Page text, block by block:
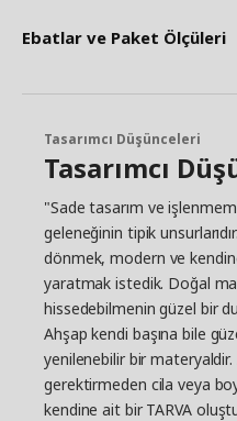
Ebatlar ve Paket Ölçüleri
Tasarımcı Düşünceleri
Tasarımcı
"Sade tasarım ve
geleneğinin tipik
dönmek, modern ve
yaratmak istedik. Doğal
hissedebilmenin güzel bir
Ahşap kendi başına bile
yenilenebilir bir materyaldir.
gerektirmeden cila veya
kendine ait bir TARVA